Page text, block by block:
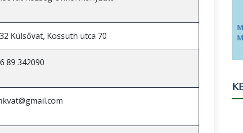
Külsővat, Kossuth utca 70
89 342090